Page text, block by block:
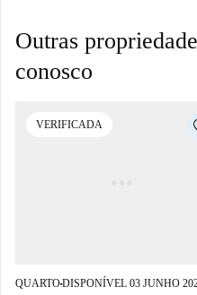
Outras
conosco
VERIFICADA
QUARTO■DISPONÍVEL 03 JUNHO